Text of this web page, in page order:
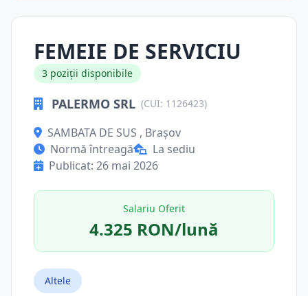
FEMEIE DE SERVICIU
3 poziții disponibile
PALERMO SRL (CUI: 1126423)
SAMBATA DE SUS , Brașov
Normă întreagă
La sediu
Publicat: 26 mai 2026
Salariu Oferit
4.325 RON/lună
Altele